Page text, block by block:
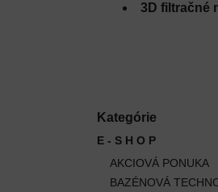
3D filtračné
Kategórie
E - S H O P
AKCIOVÁ PONUKA
BAZÉNOVÁ